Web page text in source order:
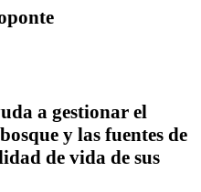
a gestionar el
y las fuentes de
de vida de sus